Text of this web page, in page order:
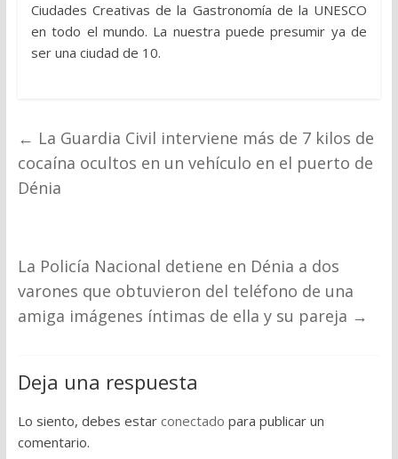
Ciudades Creativas de la Gastronomía de la UNESCO
en todo el mundo. La nuestra puede presumir ya de
ser una ciudad de 10.
← La Guardia Civil interviene más de 7 kilos de
cocaína ocultos en un vehículo en el puerto de
Dénia
La Policía Nacional detiene en Dénia a dos
varones que obtuvieron del teléfono de una
amiga imágenes íntimas de ella y su pareja →
Deja una respuesta
Lo siento, debes estar conectado para publicar un
comentario.